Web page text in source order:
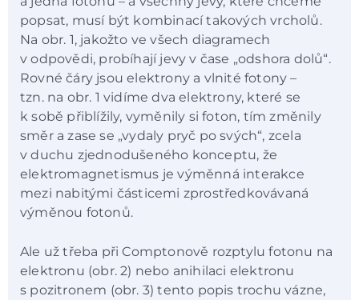
popsat, musí být kombinací takových vrcholů.
Na obr. 1, jakožto ve všech diagramech
v odpovědi, probíhají jevy v čase „odshora dolů“.
Rovné čáry jsou elektrony a vlnité fotony –
tzn. na obr. 1 vidíme dva elektrony, které se
k sobě přiblížily, vyměnily si foton, tím změnily
směr a zase se „vydaly pryč po svých“, zcela
v duchu zjednodušeného konceptu, že
elektromagnetismus je výměnná interakce
mezi nabitými částicemi zprostředkovávaná
výměnou fotonů.
Ale už třeba při Comptonově rozptylu fotonu na
elektronu (obr. 2) nebo anihilaci elektronu
s pozitronem (obr. 3) tento popis trochu vázne,